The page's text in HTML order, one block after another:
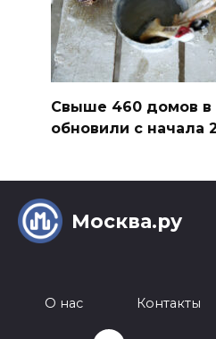
Свыше 460 домов в
обновили с начала
Москва.ру
О нас Контакты